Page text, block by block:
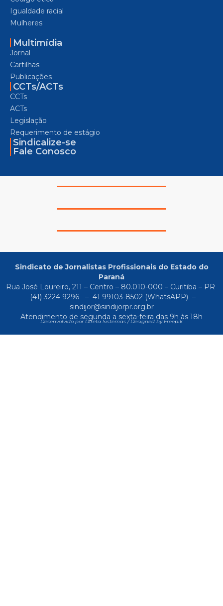
Igualdade racial
Mulheres
Multimídia
Jornal
Cartilhas
Publicações
CCTs/ACTs
CCTs
ACTs
Legislação
Requerimento de estágio
Sindicalize-se
Fale Conosco
Sindicato de Jornalistas Profissionais do Estado do
Paraná
Rua José Loureiro, 211 – Centro – 80.010-000 – Curitiba – PR
(41) 3224 9296
– 41 99103-8502(WhatsAPP) –
sindijor@sindijorpr.org.br
Atendimento de segunda a sexta-feira das 9h às 18h
Desenvolvido por Direta Sistemas /Designed by Freepik